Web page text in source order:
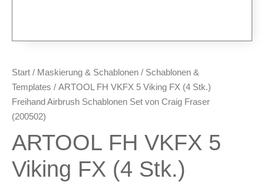
Bearbeitung
Spachtelmasse & Sprühspachtel
Schleif- & Poliermittel
Maskierung & Schablonen
Maskierfolien & Maskierbänder
Start / Maskierung & Schablonen / Schablonen &
Templates / ARTOOL FH VKFX 5 Viking FX (4 Stk.)
Freihand Airbrush Schablonen Set von Craig Fraser
(200502)
ARTOOL FH VKFX 5
Viking FX (4 Stk.)